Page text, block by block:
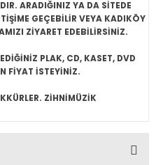
ARADIĞINIZ YA DA SİTEDE
GEÇEBİLİR VEYA KADIKÖY
ZİYARET EDEBİLİRSİNİZ.
PLAK, CD, KASET, DVD
FİYAT İSTEYİNİZ.
ZİHNİMÜZİK